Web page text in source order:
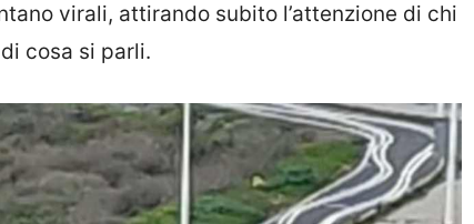
virali, attirando subito l’attenzione di chi
cosa si parli.